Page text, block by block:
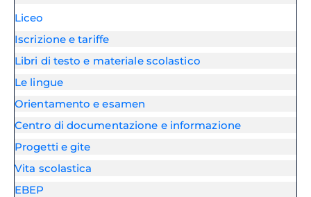
Liceo
Iscrizione e tariffe
Libri di testo e materiale scolastico
Le lingue
Orientamento e esamen
Centro di documentazione e informazione
Progetti e gite
Vita scolastica
EBEP